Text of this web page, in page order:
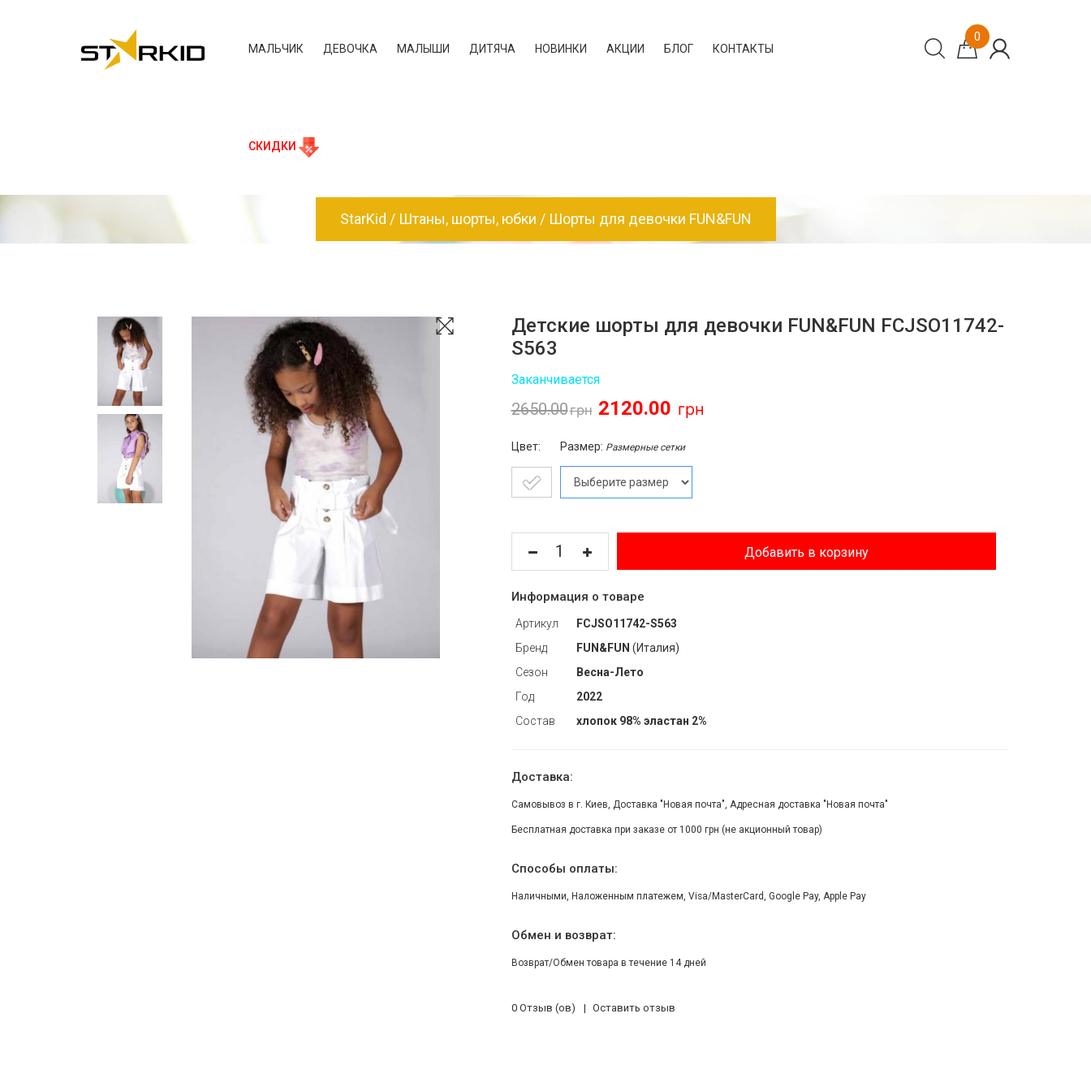
МАЛЬЧИК ДЕВОЧКА МАЛЫШИ ДИТЯЧА НОВИНКИ АКЦИИ БЛОГ КОНТАКТЫ
СКИДКИ
0
StarKid Штаны, шорты, юбки Шорты для девочки FUN&FUN
Детские шорты для девочки FUN&FUN FCJSO11742-
S563
Заканчивается
2650.00 2120.00
Цвет: Размер: Размерные сетки
Добавить в корзину
Информация о товаре
Артикул
FCJSO11742-S563
Бренд
FUN&FUN (Италия)
Сезон
Весна-Лето
Год
2022
Состав
хлопок 98% эластан 2%
Доставка:
Самовывоз в г. Киев, Доставка "Новая почта", Адресная доставка "Новая почта"
Бесплатная доставка при заказе от 1000 грн (не акционный товар)
Способы оплаты:
Наличными, Наложенным платежем, Visa/MasterCard, Google Pay, Apple Pay
Обмен и возврат:
Возврат/Обмен товара в течение 14 дней
0 Отзыв (ов) Оставить отзыв